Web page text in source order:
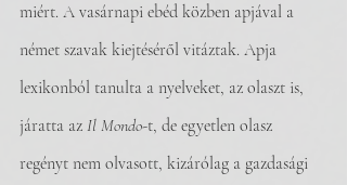
miért. A vasárnapi ebéd közben apjával a
német szavak kiejtéséről vitáztak. Apja
lexikonból tanulta a nyelveket, az olaszt is,
járatta az Il Mondo-t, de egyetlen olasz
regényt nem olvasott, kizárólag a gazdasági